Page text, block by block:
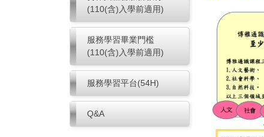
(110(含)入學前適用)
服務學習畢業門檻
(110(含)入學前適用)
服務學習平台(54H)
Q&A